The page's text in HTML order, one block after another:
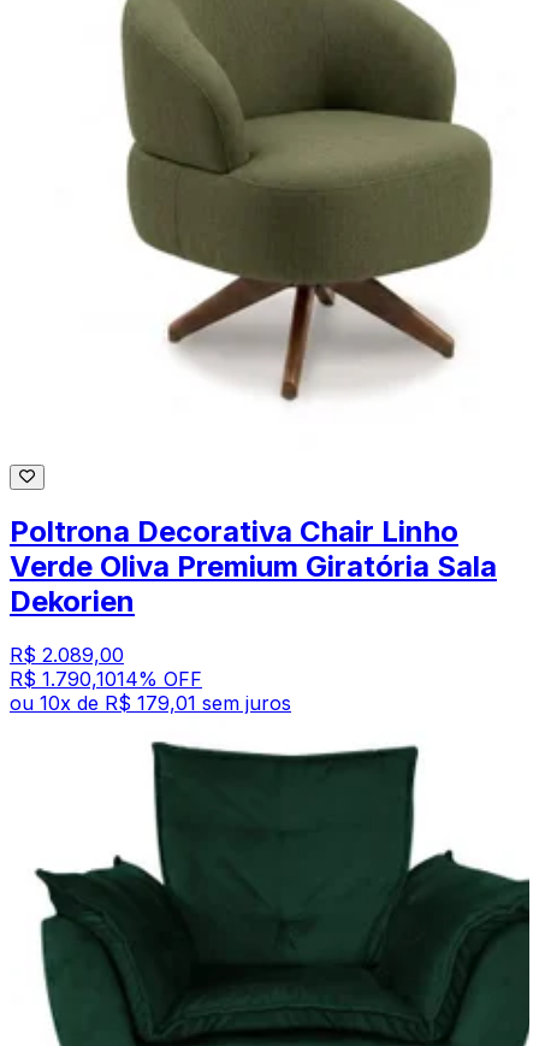
Poltrona Decorativa Chair Linho
Verde Oliva Premium Giratória Sala
Dekorien
R$ 2.089,00
R$ 1.790,1014% OFF
ou 10x de R$ 179,01 sem juros